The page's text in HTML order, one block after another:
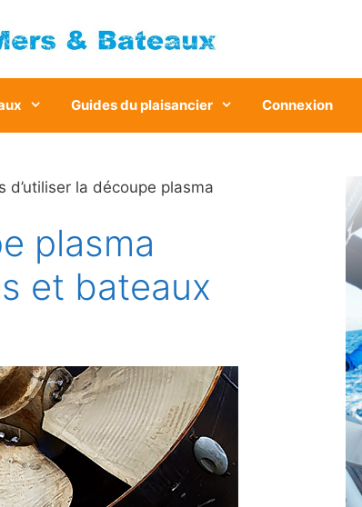
Guides du plaisancier Connexion
d’utiliser la découpe plasma
plasma
et bateaux